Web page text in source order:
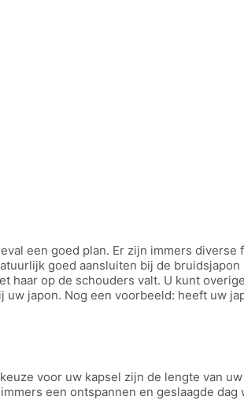
een goed plan. Er zijn immers
goed aansluiten bij de
haar op de schouders valt. U kunt
japon. Nog een voorbeeld: heeft uw
voor uw kapsel zijn de lengte van
een ontspannen en geslaagde dag